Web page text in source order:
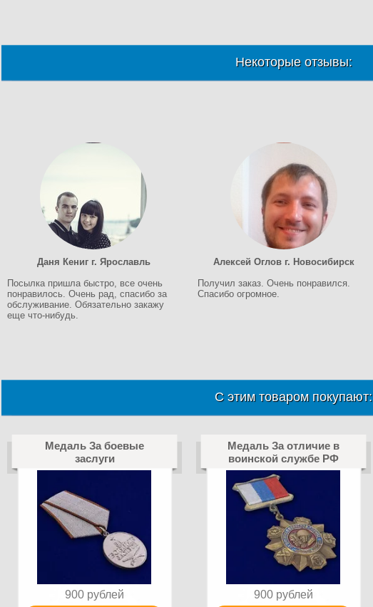
Некоторые отзывы:
Даня Кениг г. Ярославль
Посылка пришла быстро, все очень
понравилось. Очень рад, спасибо за
обслуживание. Обязательно закажу
еще что-нибудь.
Алексей Оглов г. Новосибирск
Получил заказ. Очень понравился.
Спасибо огромное.
С этим товаром покупают:
Медаль За боевые
заслуги
900 рублей
Медаль За отличие в
воинской службе РФ
900 рублей